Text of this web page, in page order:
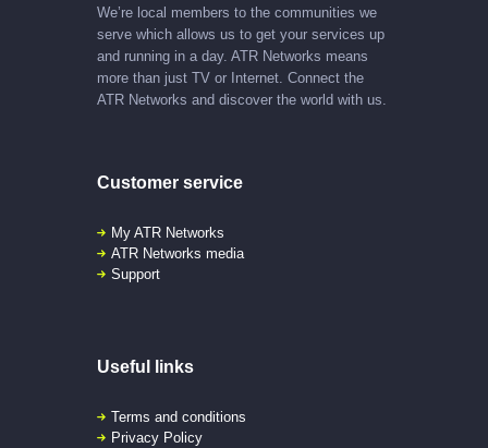
We’re local members to the communities we
serve which allows us to get your services up
and running in a day. ATR Networks means
more than just TV or Internet. Connect the
ATR Networks and discover the world with us.
Customer service
My ATR Networks
ATR Networks media
Support
Useful links
Terms and conditions
Privacy Policy